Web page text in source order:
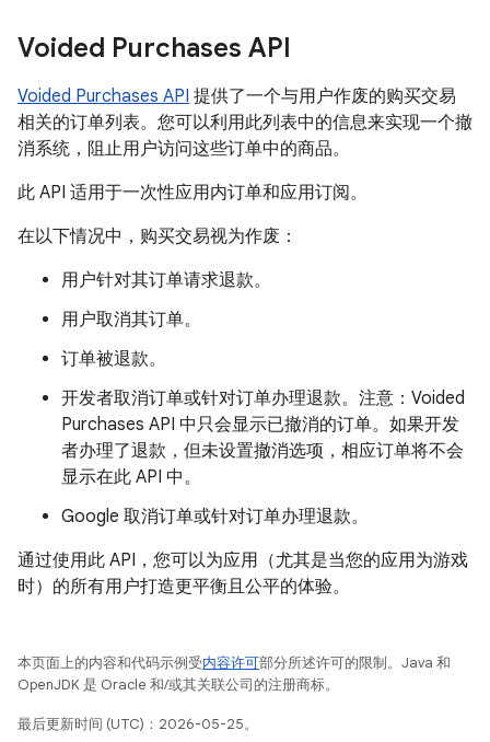
Voided Purchases API
Voided Purchases API 提供了一个与用户作废的购买交易
相关的订单列表。您可以利用此列表中的信息来实现一个撤
消系统，阻止用户访问这些订单中的商品。
此 API 适用于一次性应用内订单和应用订阅。
在以下情况中，购买交易视为作废：
用户针对其订单请求退款。
用户取消其订单。
订单被退款。
开发者取消订单或针对订单办理退款。注意：Voided
Purchases API 中只会显示已撤消的订单。如果开发
者办理了退款，但未设置撤消选项，相应订单将不会
显示在此 API 中。
Google 取消订单或针对订单办理退款。
通过使用此 API，您可以为应用（尤其是当您的应用为游戏
时）的所有用户打造更平衡且公平的体验。
本页面上的内容和代码示例受内容许可部分所述许可的限制。Java 和
OpenJDK 是 Oracle 和/或其关联公司的注册商标。
最后更新时间 (UTC)：2026-05-25。